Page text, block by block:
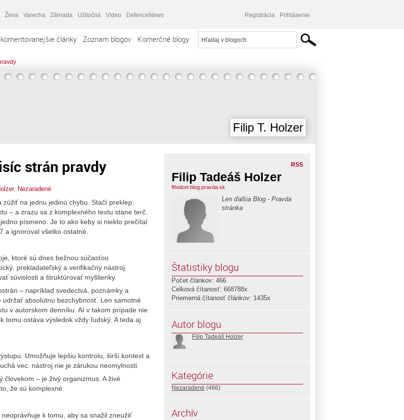
Žena Varecha Záhrada Užitočná Video DefenceNews Registrácia Prihlásenie
články Zoznam blogov Komerčné blogy
Filip T. Holzer
strán pravdy
, Nezaradené
na jednu jedinú chybu. Stačí preklep,
– a zrazu sa z komplexného textu stane terč.
písmeno. Je to ako keby si niekto prečítal
a ignoroval všetko ostatné.
ktoré sú dnes bežnou súčasťou
prekladateľský a verifikačný nástroj.
súvislosti a štruktúrovať myšlienky.
– napríklad svedectvá, poznámky a
udržať absolútnu bezchybnosť. Len samotné
v autorskom denníku. AI v takom prípade nie
tomu ostáva výsledok vždy ľudský. A teda aj
Umožňuje lepšiu kontrolu, širší kontext a
vec: nástroj nie je zárukou neomylnosti.
– je živý organizmus. A živé
že sú komplexné.
k tomu, aby sa snažil zneužiť
RSS
Filip Tadeáš Holzer
ftholzer.blog.pravda.sk
Len ďalšia Blog - Pravda
stránka
Štatistiky blogu
Počet článkov: 466
Celková čítanosť: 668788x
Priemerná čítanosť článkov: 1435x
Autor blogu
Filip Tadeáš Holzer
Kategórie
Nezaradené (466)
Archív